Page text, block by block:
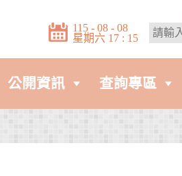
115 - 08 - 08
星期六 17 : 15
公開資訊 查詢專區